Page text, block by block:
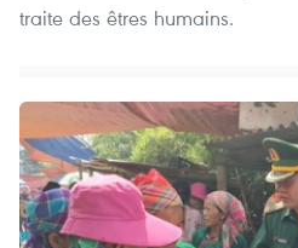
traite des êtres humains.